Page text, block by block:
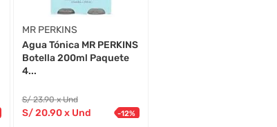
MR PERKINS
Agua Tónica MR PERKINS
Botella 200ml Paquete
4...
S/23.90 x Und
S/20.90 x Und -12%